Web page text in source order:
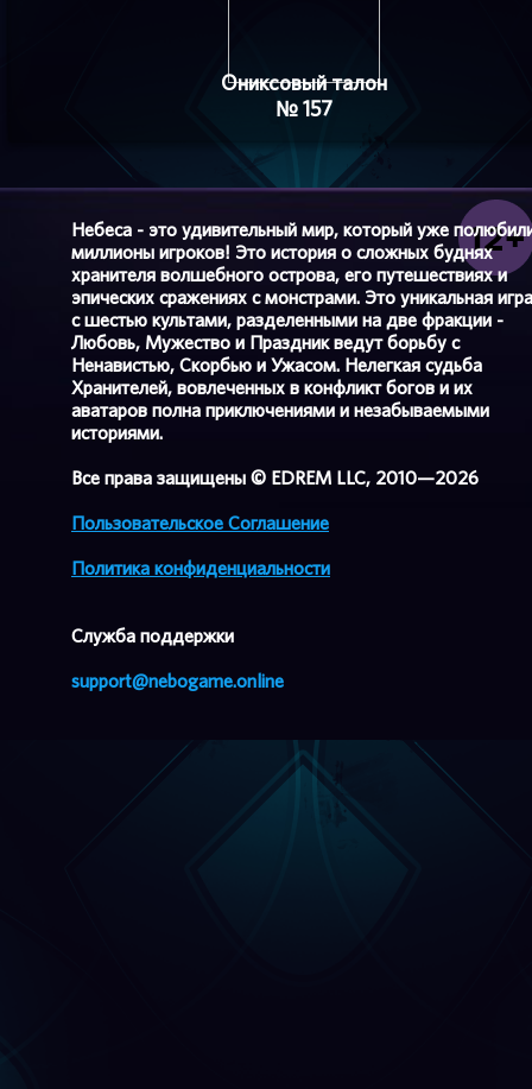
Ониксовый талон
№ 157
Небеса - это удивительный мир, который уже
миллионы игроков! Это история о сложных буднях
хранителя волшебного острова, его путешествиях и
эпических сражениях с монстрами. Это уникальная игра
с шестью культами, разделенными на две фракции -
Любовь, Мужество и Праздник ведут борьбу с
Ненавистью, Скорбью и Ужасом. Нелегкая судьба
Хранителей, вовлеченных в конфликт богов и их
аватаров полна приключениями и незабываемыми
историями.
Все права защищены © EDREM LLC, 2010—2026
Пользовательское Соглашение
Политика конфиденциальности
Cлужба поддержки
support@nebogame.online